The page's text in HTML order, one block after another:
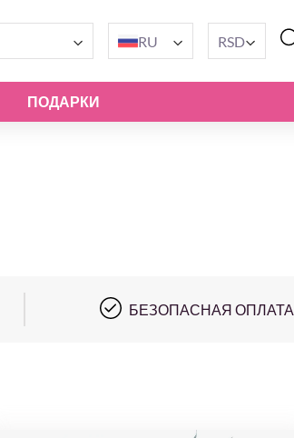
RU RSD
ПОДАРКИ
БЕЗОПАСНАЯ ОПЛАТА